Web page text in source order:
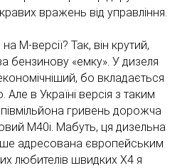
вражень від управління.
М-версії? Так, він крутий,
бензинову «емку». У дизеля
бо вкладається
Але в Україні версія з таким
гривень дорожча
M40i. Мабуть, ця дизельна
адресована європейським
любителів швидких Х4 я